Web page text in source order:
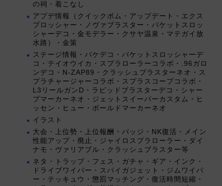
の祠・着こなし
アプデ情報（クイックボム・アップデート・エクス
プロッシャー・ノヴァブラスター・バケットスロッ
シャーデコ・金モデラー・クサヤ温泉・マテガイ放
水路）・金策
ステージ情報・バケデコ・バケットスロッシャーデ
コ・テイオウイカ・スプラローラーコラボ・.96ガロ
ンデコ・N-ZAP89・クラッシュブラスターネオ・ス
プラチャージャーコラボ・スプラスコープコラボ・
L3リールガンD・ラピッドブラスターデコ・シャー
プマーカーネオ・ジェットスイーパーカスタム・ヒ
ッセン・ヒュー・ボールドマーカーネオ
イラスト
大会・上位勢・上位報酬・バッジ・NK復活・メイン
性能アップ・廃止・ジャイロスプラローラー・ダイ
ナモ・ヴァリアブル・クラッシュブラスター等
ネタ・トラップ・フェス・ガチャ・ギア・インク・
ドライブワイパー・スパイガジェット・ジムワイパ
ー・テッキュウ・懲罰マッチング・復活時間短縮・